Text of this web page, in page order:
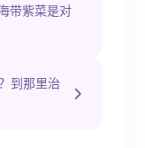
带紫菜是对
到那里治